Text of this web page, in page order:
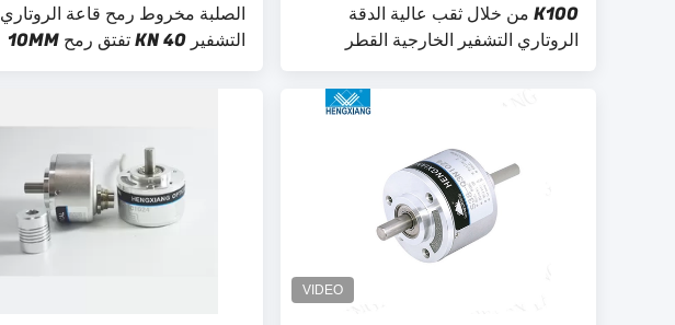
الصلبة مخروط رمح قاعة الروتاري
التشفير KN 40 تفتق رمح 10MM
20000 سائق خط النبض
K100 من خلال ثقب عالية الدقة
الروتاري التشفير الخارجية القطر
100MM رمح 42MM 12000ppr